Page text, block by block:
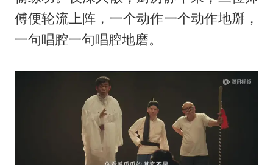
傅便轮流上阵，一个动作一个动作地掰，
一句唱腔一句唱腔地磨。